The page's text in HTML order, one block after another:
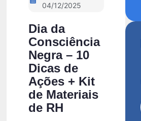
04/12/2025
Dia da
Consciência
Negra – 10
Dicas de
Ações + Kit
de Materiais
de RH